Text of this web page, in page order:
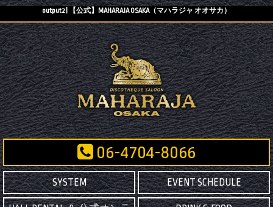
output2 | 【公式】MAHARAJA OSAKA（マハラジャ オオサカ）
06-4704-8066
SYSTEM EVENT SCHEDULE